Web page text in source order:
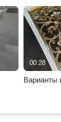
00:28
Варианты